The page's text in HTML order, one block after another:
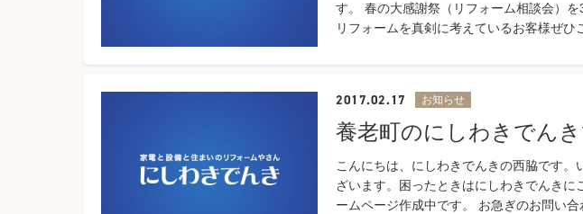
す。 春の大感謝祭（リフォーム相談会）
リフォームを真剣に考えているお客様ぜひ
2017.02.17 お知らせ
養老町のにしわきでん
こんにちは、にしわきでんきの西脇です
ざいます。困ったときはにしわきでんき
ームページ作成中です。 お急ぎのお問い